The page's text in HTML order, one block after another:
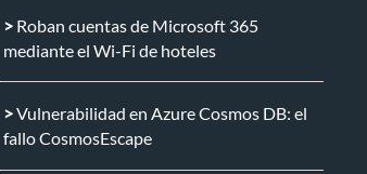
Roban cuentas de Microsoft 365
mediante el Wi-Fi de hoteles
Vulnerabilidad en Azure Cosmos DB: el
fallo CosmosEscape